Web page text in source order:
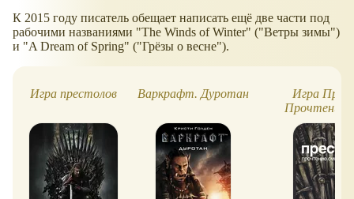
К 2015 году писатель обещает написать ещё две части под
рабочими названиями "The Winds of Winter" ("Ветры зимы")
и "A Dream of Spring" ("Грёзы о весне").
Игра престолов Варкрафт. Дуротан
Игра
Прочтение